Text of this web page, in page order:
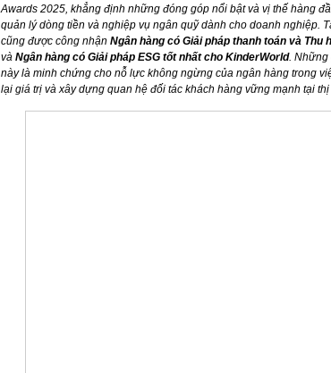
Awards 2025, khẳng định những đóng góp nổi bật và vị thế hàng
quản lý dòng tiền và nghiệp vụ ngân quỹ dành cho doanh nghiệp.
cũng được công nhận Ngân hàng có Giải pháp thanh toán và Thu
và Ngân hàng có Giải pháp ESG tốt nhất cho KinderWorld. Những
này là minh chứng cho nỗ lực không ngừng của ngân hàng trong
lại giá trị và xây dựng quan hệ đối tác khách hàng vững mạnh tại